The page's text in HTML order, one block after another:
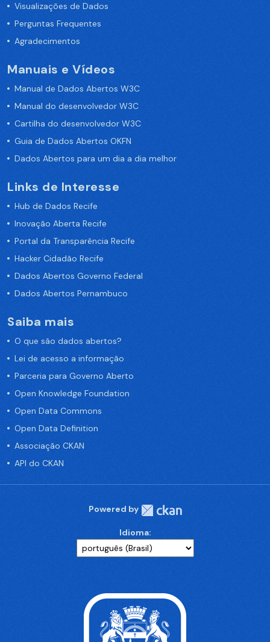
Visualizações de Dados
Perguntas Frequentes
Agradecimentos
Manuais e Vídeos
Manual de Dados Abertos W3C
Manual do desenvolvedor W3C
Cartilha do desenvolvedor W3C
Guia de Dados Abertos OKFN
Dados Abertos para um dia a dia melhor
Links de Interesse
Hub de Dados Recife
Inovação Aberta Recife
Portal da Transparência Recife
Hacker Cidadão Recife
Dados Abertos Governo Federal
Dados Abertos Pernambuco
Saiba mais
O que são dados abertos?
Lei de acesso a informação
Parceria para Governo Aberto
Open Knowledge Foundation
Open Data Commons
Open Data Definition
Associação CKAN
API do CKAN
Powered by
Idioma